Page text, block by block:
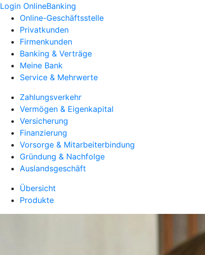
Login OnlineBanking
Online-Geschäftsstelle
Privatkunden
Firmenkunden
Banking & Verträge
Meine Bank
Service & Mehrwerte
Zahlungsverkehr
Vermögen & Eigenkapital
Versicherung
Finanzierung
Vorsorge & Mitarbeiterbindung
Gründung & Nachfolge
Auslandsgeschäft
Übersicht
Produkte